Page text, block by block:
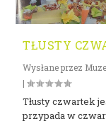
TŁUSTY
Wysłane przez
|
Tłusty czwartek
przypada w